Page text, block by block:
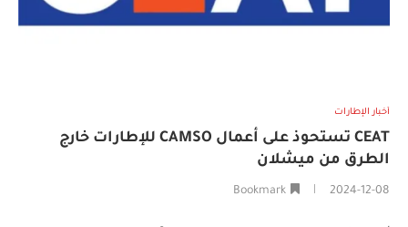
أخبار الإطارات
CEAT تستحوذ على أعمال CAMSO للإطارات خارج
الطرق من ميشلان
2024-12-08
Bookmark